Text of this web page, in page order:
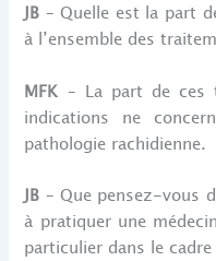
JB – Quelle est la part
à l’ensemble des
MFK – La part de ces
indications ne
pathologie rachidienne.
JB – Que pensez-vous
à pratiquer une
particulier dans le